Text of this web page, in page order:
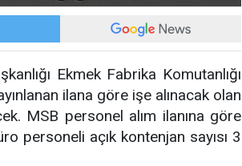
Ekmek Fabrika Komutanlığı
ilana göre işe alınacak olan
MSB personel alım ilanına göre
personeli açık kontenjan sayısı 3